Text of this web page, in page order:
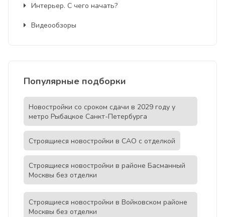
Интерьер. С чего начать?
Видеообзоры
Популярные подборки
Новостройки со сроком сдачи в 2029 году у
метро Рыбацкое Санкт-Петербурга
Строящиеся новостройки в САО с отделкой
Строящиеся новостройки в районе Басманный
Москвы без отделки
Строящиеся новостройки в Войковском районе
Москвы без отделки